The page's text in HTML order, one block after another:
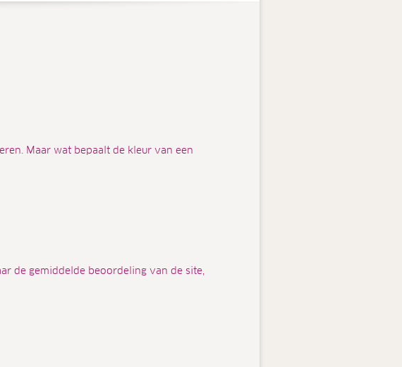
Maar wat bepaalt de kleur van een
de gemiddelde beoordeling van de site,